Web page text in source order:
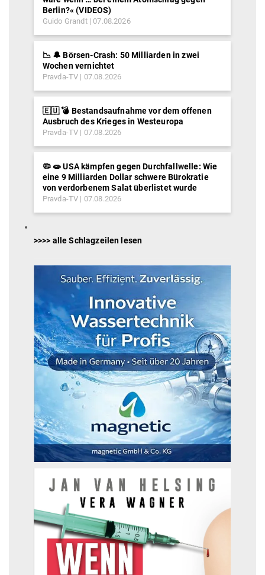
Berlin?« (VIDEOS)
Guido Grandt 07.08.2026
📉 🔔 Börsen-Crash: 50 Milliarden in zwei
Wochen vernichtet
Pravda-TV 07.08.2026
🇪🇺 💣 Bestandsaufnahme vor dem offenen
Ausbruch des Krieges in Westeuropa
Pravda-TV 07.08.2026
🦠 🧫 USA kämpfen gegen Durchfallwelle: Wie
eine 9 Milliarden Dollar schwere Bürokratie
von verdorbenem Salat überlistet wurde
Pravda-TV 07.08.2026
>>>> alle Schlagzeilen lesen